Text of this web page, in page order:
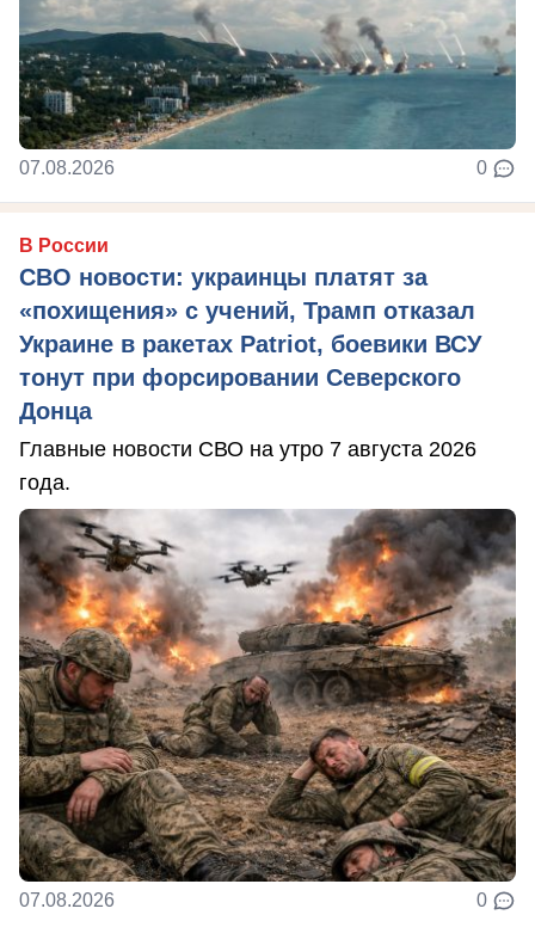
07.08.2026 0
В России
СВО новости: украинцы платят за
«похищения» с учений, Трамп отказал
Украине в ракетах Patriot, боевики ВСУ
тонут при форсировании Северского
Донца
Главные новости СВО на утро 7 августа 2026
года.
07.08.2026 0